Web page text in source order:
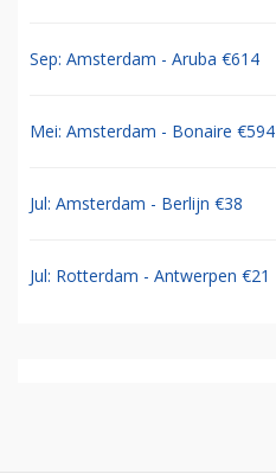
Sep: Amsterdam - Aruba €614
Mei: Amsterdam - Bonaire €594
Jul: Amsterdam - Berlijn €38
Jul: Rotterdam - Antwerpen €21